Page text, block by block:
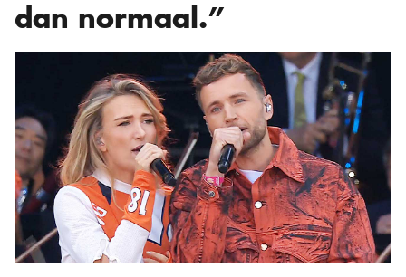
dan normaal.”